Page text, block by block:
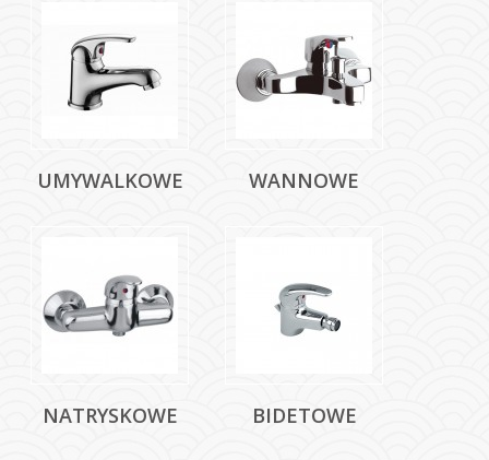
UMYWALKOWE WANNOWE
NATRYSKOWE BIDETOWE